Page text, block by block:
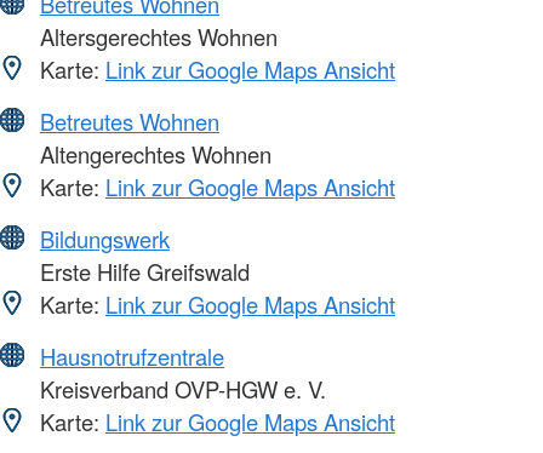
Altersgerechtes Wohnen
Karte: Link zur Google Maps Ansicht
Betreutes Wohnen
Altengerechtes Wohnen
Karte: Link zur Google Maps Ansicht
Bildungswerk
Erste Hilfe Greifswald
Karte: Link zur Google Maps Ansicht
Hausnotrufzentrale
Kreisverband OVP-HGW e. V.
Karte: Link zur Google Maps Ansicht